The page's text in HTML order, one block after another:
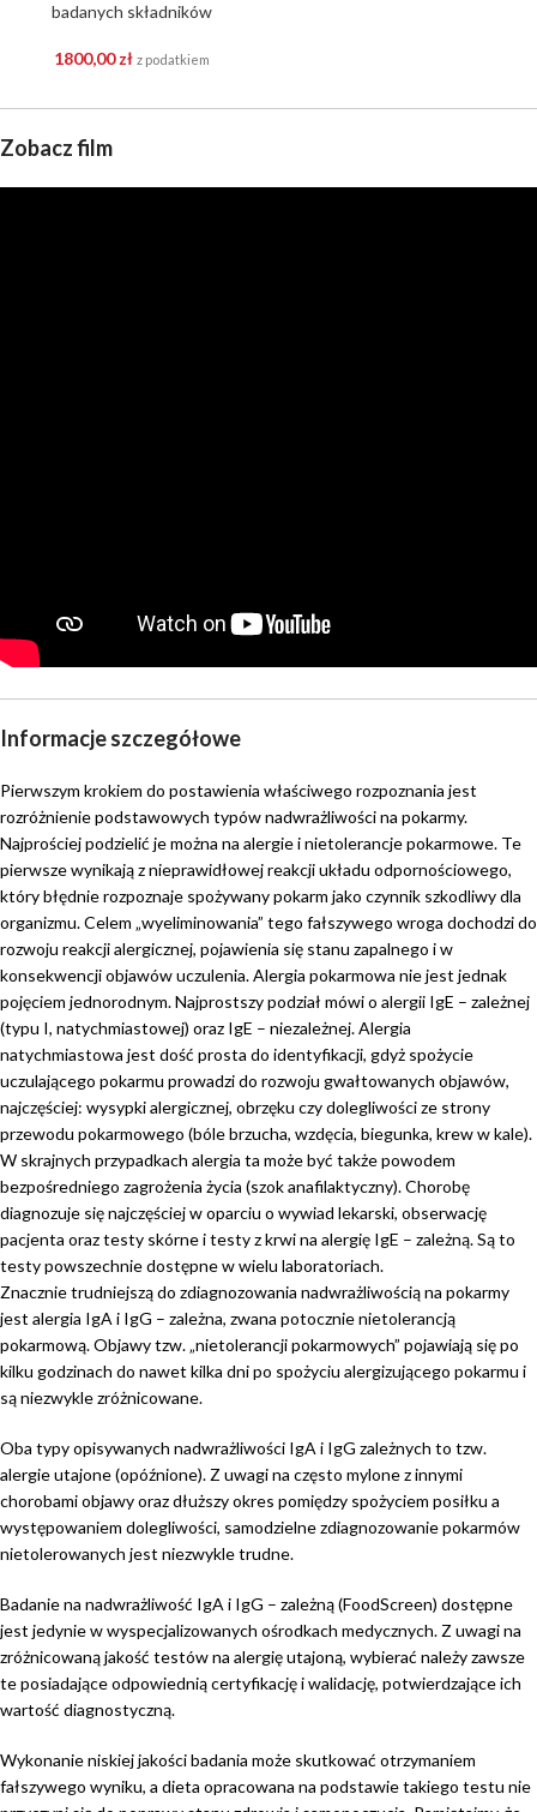
badanych składników
1800,00zł z podatkiem
Zobacz film
Informacje szczegółowe
Pierwszym krokiem do postawienia właściwego rozpoznania jest
rozróżnienie podstawowych typów nadwrażliwości na pokarmy.
Najprościej podzielić je można na alergie i nietolerancje pokarmowe. Te
pierwsze wynikają z nieprawidłowej reakcji układu odpornościowego,
który błędnie rozpoznaje spożywany pokarm jako czynnik szkodliwy dla
organizmu. Celem „wyeliminowania” tego fałszywego wroga dochodzi do
rozwoju reakcji alergicznej, pojawienia się stanu zapalnego i w
konsekwencji objawów uczulenia. Alergia pokarmowa nie jest jednak
pojęciem jednorodnym. Najprostszy podział mówi o alergii IgE – zależnej
(typu I, natychmiastowej) oraz IgE – niezależnej. Alergia
natychmiastowa jest dość prosta do identyfikacji, gdyż spożycie
uczulającego pokarmu prowadzi do rozwoju gwałtowanych objawów,
najczęściej: wysypki alergicznej, obrzęku czy dolegliwości ze strony
przewodu pokarmowego (bóle brzucha, wzdęcia, biegunka, krew w kale).
W skrajnych przypadkach alergia ta może być także powodem
bezpośredniego zagrożenia życia (szok anafilaktyczny). Chorobę
diagnozuje się najczęściej w oparciu o wywiad lekarski, obserwację
pacjenta oraz testy skórne i testy z krwi na alergię IgE – zależną. Są to
testy powszechnie dostępne w wielu laboratoriach.
Znacznie trudniejszą do zdiagnozowania nadwrażliwością na pokarmy
jest alergia IgA i IgG – zależna, zwana potocznie nietolerancją
pokarmową. Objawy tzw. „nietolerancji pokarmowych” pojawiają się po
kilku godzinach do nawet kilka dni po spożyciu alergizującego pokarmu i
są niezwykle zróżnicowane.
Oba typy opisywanych nadwrażliwości IgA i IgG zależnych to tzw.
alergie utajone (opóźnione). Z uwagi na często mylone z innymi
chorobami objawy oraz dłuższy okres pomiędzy spożyciem posiłku a
występowaniem dolegliwości, samodzielne zdiagnozowanie pokarmów
nietolerowanych jest niezwykle trudne.
Badanie na nadwrażliwość IgA i IgG – zależną (FoodScreen) dostępne
jest jedynie w wyspecjalizowanych ośrodkach medycznych. Z uwagi na
zróżnicowaną jakość testów na alergię utajoną, wybierać należy zawsze
te posiadające odpowiednią certyfikację i walidację, potwierdzające ich
wartość diagnostyczną.
Wykonanie niskiej jakości badania może skutkować otrzymaniem
fałszywego wyniku, a dieta opracowana na podstawie takiego testu nie